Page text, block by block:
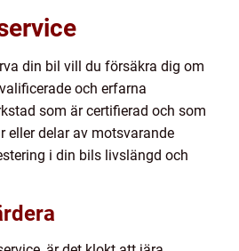
din bil vill du försäkra dig om
och erfarna
som är certifierad och som
eller delar av motsvarande
i din bils livslängd och